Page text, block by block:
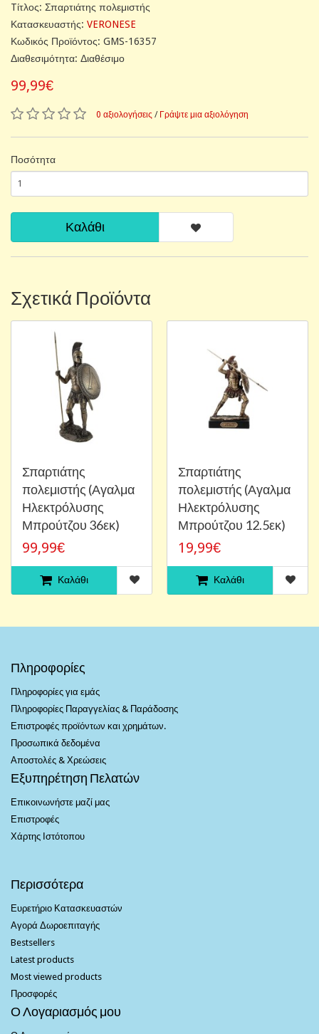
Tίτλος: Σπαρτιάτης πολεμιστής
Κατασκευαστής: VERONESE
Κωδικός Προϊόντος: GMS-16357
Διαθεσιμότητα: Διαθέσιμο
99,99€
0 αξιολογήσεις / Γράψτε μια αξιολόγηση
Ποσότητα
Καλάθι
Σχετικά Προϊόντα
Σπαρτιάτης
πολεμιστής (Αγαλμα
Ηλεκτρόλυσης
Μπρούτζου 36εκ)
99,99€
Καλάθι
Σπαρτιάτης
πολεμιστής (Αγαλμα
Ηλεκτρόλυσης
Μπρούτζου 12.5εκ)
19,99€
Καλάθι
Πληροφορίες
Πληροφορίες για εμάς
Πληροφορίες Παραγγελίας & Παράδοσης
Επιστροφές προϊόντων και χρημάτων.
Προσωπικά δεδομένα
Αποστολές & Χρεώσεις
Εξυπηρέτηση Πελατών
Επικοινωνήστε μαζί μας
Επιστροφές
Χάρτης Ιστότοπου
Περισσότερα
Ευρετήριο Κατασκευαστών
Αγορά Δωροεπιταγής
Bestsellers
Latest products
Most viewed products
Προσφορές
Ο Λογαριασμός μου